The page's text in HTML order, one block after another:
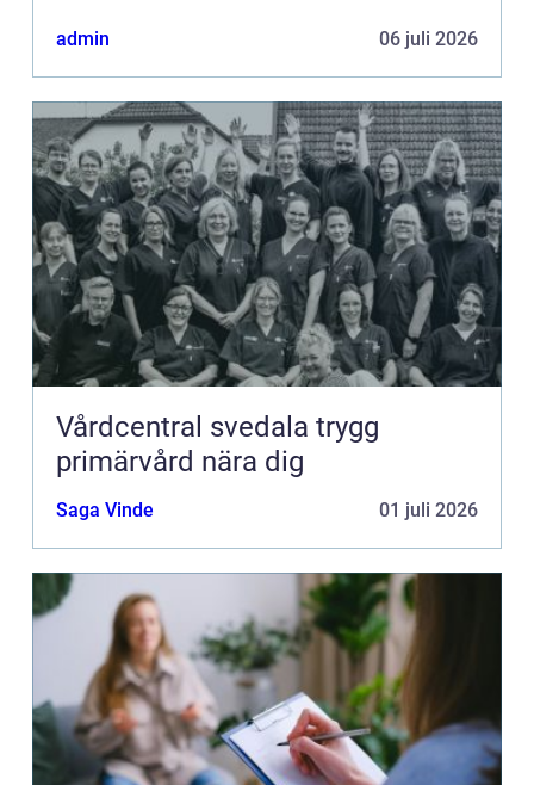
admin 06 juli 2026
Vårdcentral svedala trygg
primärvård nära dig
Saga Vinde 01 juli 2026